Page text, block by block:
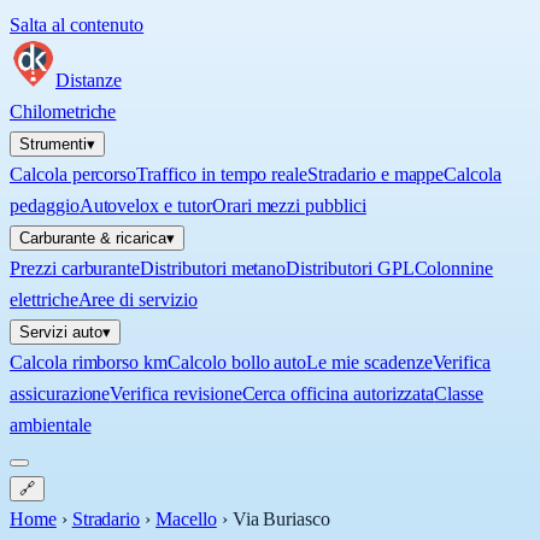
Salta al contenuto
Distanze
Chilometriche
Strumenti▾
Calcola percorsoTraffico in tempo realeStradario e mappeCalcola
pedaggioAutovelox e tutorOrari mezzi pubblici
Carburante & ricarica▾
Prezzi carburanteDistributori metanoDistributori GPLColonnine
elettricheAree di servizio
Servizi auto▾
Calcola rimborso kmCalcolo bollo autoLe mie scadenzeVerifica
assicurazioneVerifica revisioneCerca officina autorizzataClasse
ambientale
🔗
Home › Stradario › Macello › Via Buriasco